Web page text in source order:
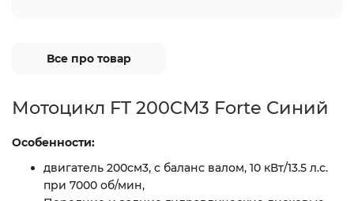
Все про товар
Мотоцикл FT 200CM3 Forte Синий
Особенности:
двигатель 200см3, с баланс валом, 10 кВт/13.5 л.с.
при 7000 об/мин,